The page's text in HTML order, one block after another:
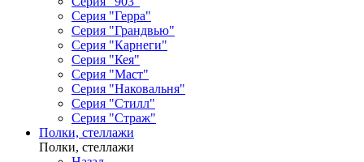
Серия "Герра"
Серия "Грандвью"
Серия "Карнеги"
Серия "Кея"
Серия "Маст"
Серия "Наковальня"
Серия "Стилл"
Серия "Страж"
Полки, стеллажи
Полки, стеллажи